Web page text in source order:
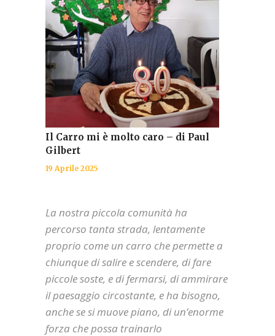
Il Carro mi è molto caro – di Paul
Gilbert
19 Aprile 2025
La nostra piccola comunità ha
percorso tanta strada, lentamente
proprio come un carro che permette a
chiunque di salire e scendere, di fare
piccole soste, e di fermarsi, di ammirare
il paesaggio circostante, e ha bisogno,
anche se si muove piano, di un’enorme
forza che possa trainarlo